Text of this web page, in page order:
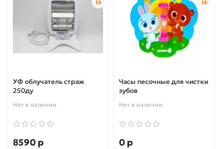
УФ облучатель страж
250ду
Нет в наличии
8590 р
Часы песочные для чистки
зубов
Нет в наличии
0 р